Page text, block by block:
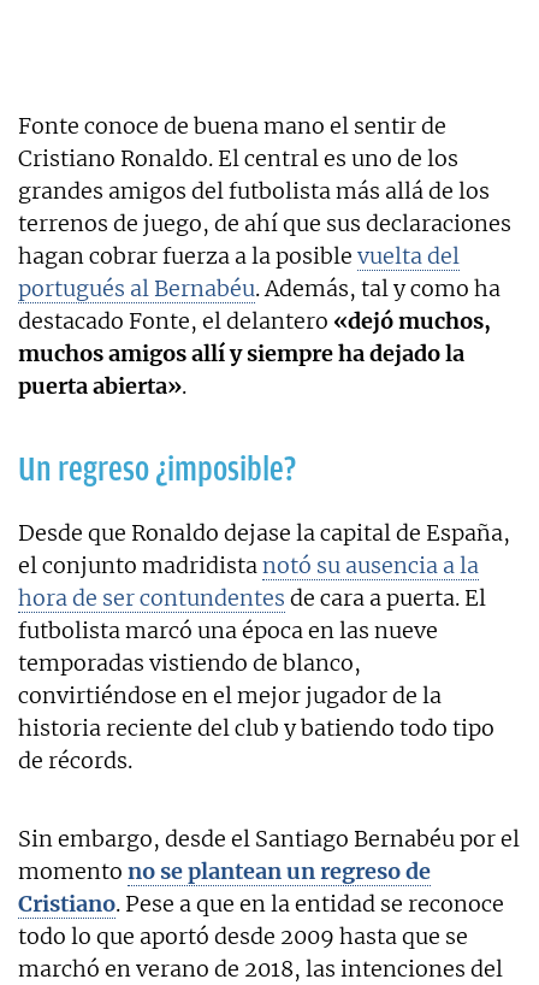
Fonte conoce de buena mano el sentir de
Cristiano Ronaldo. El central es uno de los
grandes amigos del futbolista más allá de los
terrenos de juego, de ahí que sus declaraciones
hagan cobrar fuerza a la posible vuelta del
portugués al Bernabéu. Además, tal y como ha
destacado Fonte, el delantero «dejó muchos,
muchos amigos allí y siempre ha dejado la
puerta abierta».
Un regreso ¿imposible?
Desde que Ronaldo dejase la capital de España,
el conjunto madridistanotó su ausencia a la
hora de ser contundentes de cara a puerta. El
futbolista marcó una época en las nueve
temporadas vistiendo de blanco,
convirtiéndose en el mejor jugador de la
historia reciente del club y batiendo todo tipo
de récords.
Sin embargo, desde el Santiago Bernabéu por el
momento no se plantean un regreso de
Cristiano. Pese a que en la entidad se reconoce
todo lo que aportó desde 2009 hasta que se
marchó en verano de 2018, las intenciones del